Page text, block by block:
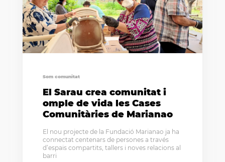
Som comunitat
El Sarau crea comunitat i
omple de vida les Cases
Comunitàries de Marianao
El nou projecte de la Fundació Marianao ja ha
connectat centenars de persones a través
d’espais compartits, tallers i noves relacions al
barri